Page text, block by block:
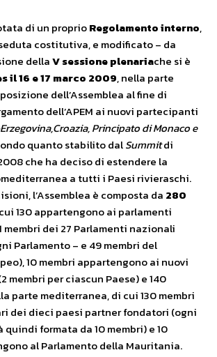
di un proprioRegolamento interno,
costitutiva, e modificato – da
dellaV sessione plenariache si è
il 16 e 17 marco 2009, nella parte
dell’Assemblea al fine di
dell’APEM ai nuovi partecipanti
Principato di Monaco e
quanto stabilito dalSummitdi
che ha deciso di estendere la
a tutti i Paesi rivieraschi.
l’Assemblea è composta da 280
130 appartengono ai parlamenti
membri dei 27 Parlamenti nazionali
Parlamento – e 49 membri del
10 membri appartengono ai nuovi
membri per ciascun Paese) e 140
parte mediterranea, di cui 130 membri
dei dieci paesi partner fondatori (ogni
formata da 10 membri) e 10
al Parlamento della Mauritania.